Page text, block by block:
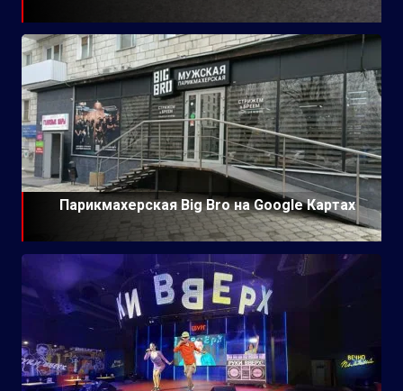
Парикмахерская Big Bro на Google Картах